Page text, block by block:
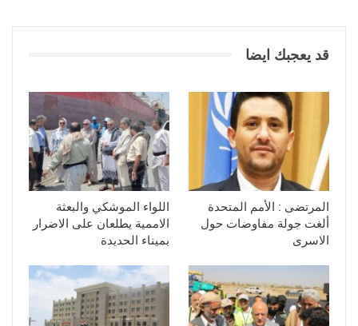
قد يعجبك ايضا
المرتضى : الأمم المتحدة
ألغت جولة مفاوضات حول
الاسرى
اللواء الموشكي والبعثة
الاممية يطلعان على الاضرار
بميناء الحديدة